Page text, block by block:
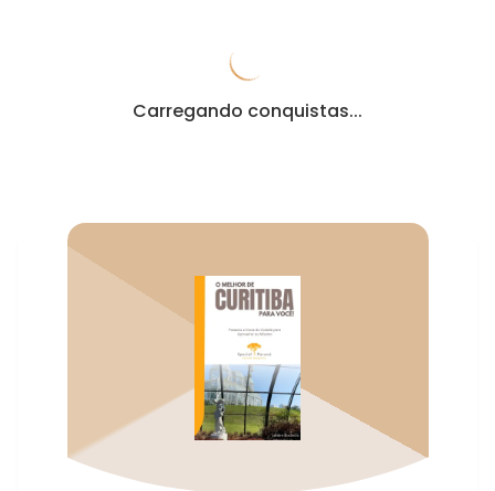
Carregando conquistas...